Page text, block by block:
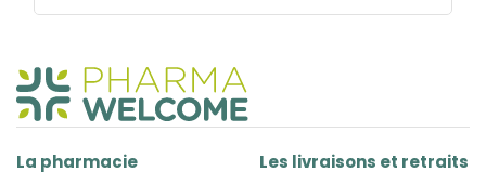
La pharmacie Les livraisons et retraits